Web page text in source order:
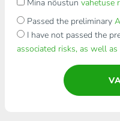
Mina nõustun vahetuse
Passed the preliminary
I have not passed the
associated risks, as well